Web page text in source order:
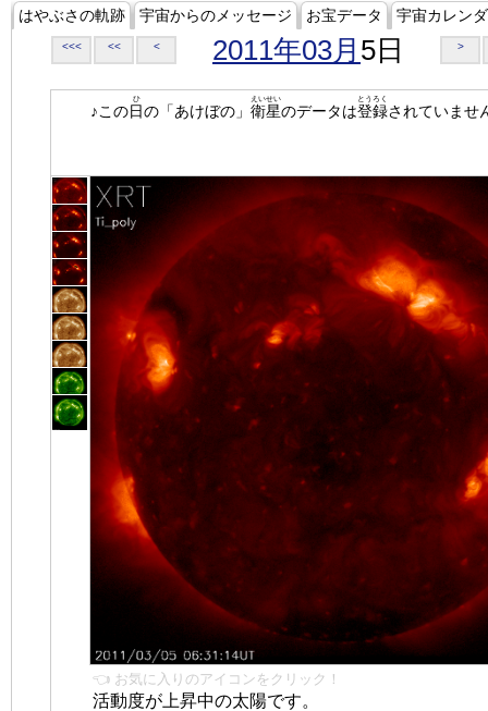
はやぶさの軌跡 宇宙からのメッセージ お宝データ 宇宙カレン
<<< << < 2011年03月 5日 >
♪この日
ひ
の「あけぼの」 衛星
えいせい
のデータは登録
とうろく
されていませ
👈 お気に入りのアイコンをクリック！
活動度が上昇中の太陽です。